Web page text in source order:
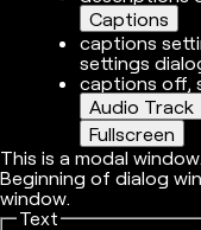
Captions
captions
settings
captions off,
Audio Track
Fullscreen
This is a modal window.
Beginning of dialog
window.
Text